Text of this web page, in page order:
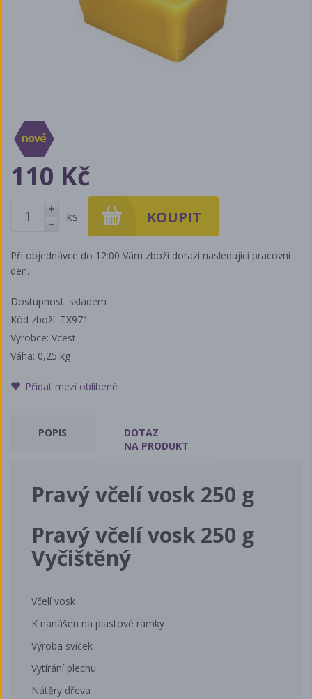
110 Kč
+
ks
Při objednávce do 12:00 Vám zboží dorazí nasledující pracovní
den.
Dostupnost: skladem
Kód zboží: TX971
Výrobce: Vcest
Váha: 0,25 kg
Přidat mezi oblíbené
POPIS
DOTAZ
NA PRODUKT
Pravý včelí vosk 250 g
Pravý včelí vosk 250 g
Vyčištěný
Včelí vosk
K nanášen na plastové rámky
Výroba svíček
Vytírání plechu.
Nátěry dřeva